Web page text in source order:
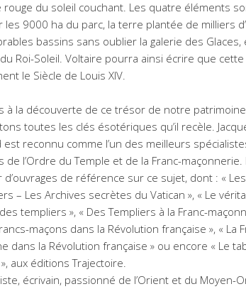
rouge du soleil couchant. Les quatre éléments
les 9000 ha du parc, la terre plantée de milliers
bassins sans oublier la galerie des Glaces,
Roi-Soleil. Voltaire pourra ainsi écrire que
le Siècle de Louis XIV.
à la découverte de ce trésor de notre
toutes les clés ésotériques qu’il recèle.
est reconnu comme l’un des meilleurs
de l’Ordre du Temple et de la Franc-maçonnerie.
d’ouvrages de référence sur ce sujet, dont : « Les
– Les Archives secrètes du Vatican », « Le
templiers », « Des Templiers à la Franc-
maçons dans la Révolution française », « La
dans la Révolution française » ou encore « Le
aux éditions Trajectoire.
écrivain, passionné de l’Orient et du Moyen-